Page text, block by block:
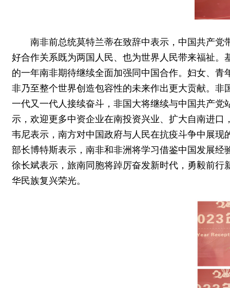
南非前总统莫特兰蒂在致辞中表示，中国共产
好合作关系既为两国人民、也为世界人民带来福祉
的一年南非期待继续全面加强同中国合作。妇女、
非乃至整个世界创造包容性的未来作出更大贡献。
一代又一代人接续奋斗，非国大将继续与中国共产
示，欢迎更多中资企业在南投资兴业、扩大自南进
韦尼表示，南方对中国政府与人民在抗疫斗争中展
部长博特斯表示，南非和非洲将学习借鉴中国发展
徐长斌表示，旅南同胞将踔厉奋发新时代，勇毅前
华民族复兴荣光。